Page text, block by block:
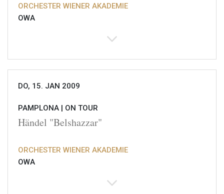
ORCHESTER WIENER AKADEMIE
OWA
DO, 15. JAN 2009
PAMPLONA | ON TOUR
Händel "Belshazzar"
ORCHESTER WIENER AKADEMIE
OWA